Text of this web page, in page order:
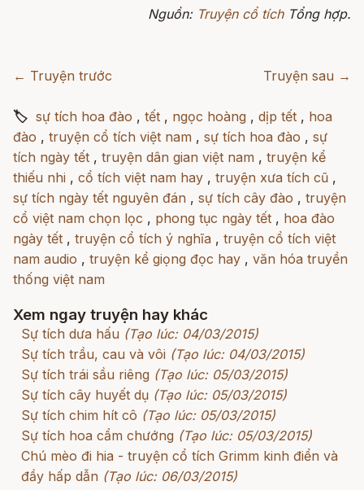
Nguồn: Truyện cổ tíchTổng hợp.
← Truyện trước Truyện sau →
🏷 sự tích hoa đào , tết , ngọc hoàng , dịp tết , hoa
đào , truyện cổ tích việt nam , sự tích hoa đào , sự
tích ngày tết , truyện dân gian việt nam , truyện kể
thiếu nhi , cổ tích việt nam hay , truyện xưa tích cũ ,
sự tích ngày tết nguyên đán , sự tích cây đào , truyện
cổ việt nam chọn lọc , phong tục ngày tết , hoa đào
ngày tết , truyện cổ tích ý nghĩa , truyện cổ tích việt
nam audio , truyện kể giọng đọc hay , văn hóa truyền
thống việt nam
Xem ngay truyện hay khác
Sự tích dưa hấu (Tạo lúc: 04/03/2015)
Sự tích trầu, cau và vôi (Tạo lúc: 04/03/2015)
Sự tích trái sầu riêng (Tạo lúc: 05/03/2015)
Sự tích cây huyết dụ (Tạo lúc: 05/03/2015)
Sự tích chim hít cô (Tạo lúc: 05/03/2015)
Sự tích hoa cẩm chướng (Tạo lúc: 05/03/2015)
Chú mèo đi hia - truyện cổ tích Grimm kinh điển và
đầy hấp dẫn (Tạo lúc: 06/03/2015)